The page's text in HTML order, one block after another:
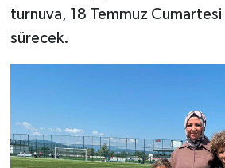
turnuva, 18 Temmuz
sürecek.